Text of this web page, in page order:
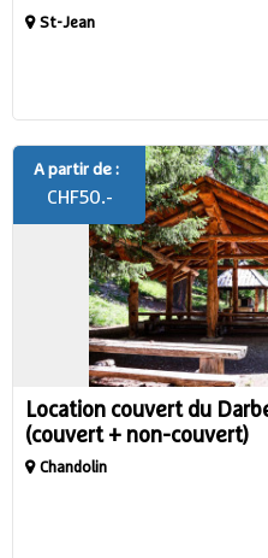
St-Jean
Location couvert du
(couvert + non-couvert)
Chandolin
A partir de :
CHF50.-